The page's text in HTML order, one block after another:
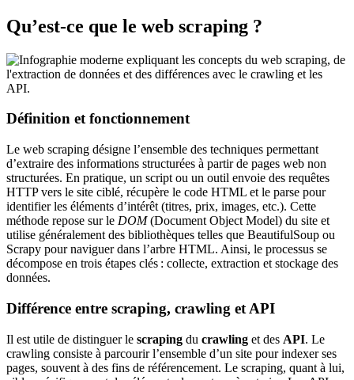
Qu’est‑ce que le web scraping ?
Définition et fonctionnement
Le web scraping désigne l’ensemble des techniques permettant
d’extraire des informations structurées à partir de pages web non
structurées. En pratique, un script ou un outil envoie des requêtes
HTTP vers le site ciblé, récupère le code HTML et le parse pour
identifier les éléments d’intérêt (titres, prix, images, etc.). Cette
méthode repose sur le DOM(Document Object Model) du site et
utilise généralement des bibliothèques telles que BeautifulSoup ou
Scrapy pour naviguer dans l’arbre HTML. Ainsi, le processus se
décompose en trois étapes clés : collecte, extraction et stockage des
données.
Différence entre scraping, crawling et API
Il est utile de distinguer le scraping du crawling et des API. Le
crawling consiste à parcourir l’ensemble d’un site pour indexer ses
pages, souvent à des fins de référencement. Le scraping, quant à lui,